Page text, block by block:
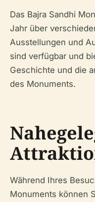
Das Bajra Sandhi
Jahr über
Ausstellungen und
sind verfügbar und
Geschichte und die
des Monuments.
Während Ihres
Monuments können